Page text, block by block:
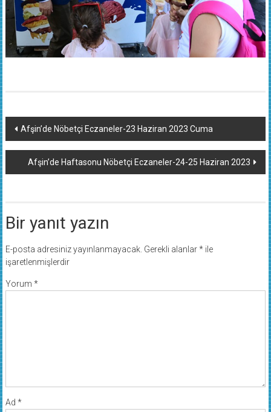
Yazı
dolaşımı
Afşin’de Nöbetçi Eczaneler-23 Haziran 2023 Cuma
Afşin’de Haftasonu Nöbetçi Eczaneler-24-25 Haziran 2023
Bir yanıt yazın
E-posta adresiniz yayınlanmayacak. Gerekli alanlar*ile
işaretlenmişlerdir
Yorum *
Ad *